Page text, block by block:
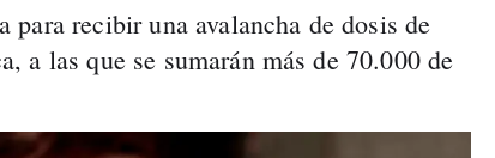
para recibir una avalancha de dosis de
a las que se sumarán más de 70.000 de